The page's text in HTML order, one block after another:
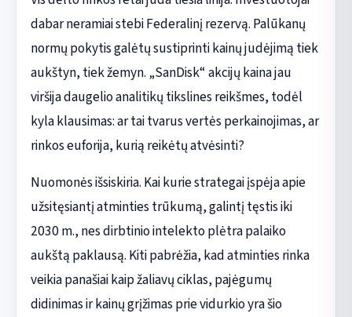
dabar neramiai stebi Federalinį rezervą. Palūkanų
normų pokytis galėtų sustiprinti kainų judėjimą tiek
aukštyn, tiek žemyn. „SanDisk“ akcijų kaina jau
viršija daugelio analitikų tikslines reikšmes, todėl
kyla klausimas: ar tai tvarus vertės perkainojimas, ar
rinkos euforija, kurią reikėtų atvėsinti?
Nuomonės išsiskiria. Kai kurie strategai įspėja apie
užsitęsiantį atminties trūkumą, galintį tęstis iki
2030 m., nes dirbtinio intelekto plėtra palaiko
aukštą paklausą. Kiti pabrėžia, kad atminties rinka
veikia panašiai kaip žaliavų ciklas, pajėgumų
didinimas ir kainų grįžimas prie vidurkio yra šio